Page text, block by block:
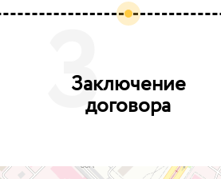
Заключение
договора
3